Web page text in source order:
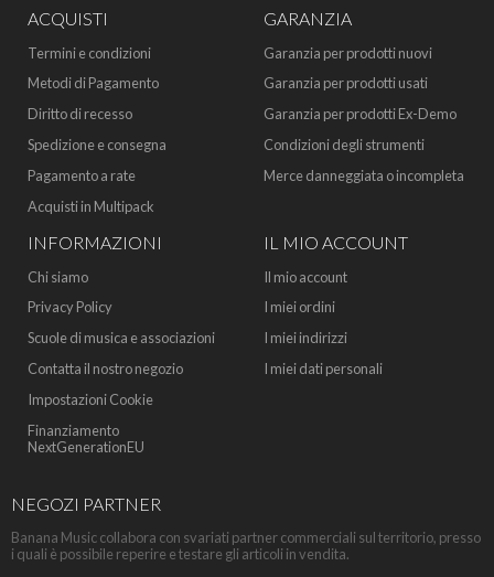
ACQUISTI
Termini e condizioni
Metodi di Pagamento
Diritto di recesso
Spedizione e consegna
Pagamento a rate
Acquisti in Multipack
GARANZIA
Garanzia per prodotti nuovi
Garanzia per prodotti usati
Garanzia per prodotti Ex-Demo
Condizioni degli strumenti
Merce danneggiata o incompleta
INFORMAZIONI
Chi siamo
Privacy Policy
Scuole di musica e associazioni
Contatta il nostro negozio
Impostazioni Cookie
Finanziamento
NextGenerationEU
IL MIO ACCOUNT
Il mio account
I miei ordini
I miei indirizzi
I miei dati personali
NEGOZI PARTNER
Banana Music collabora con svariati partner commerciali sul territorio, presso
i quali è possibile reperire e testare gli articoli in vendita.